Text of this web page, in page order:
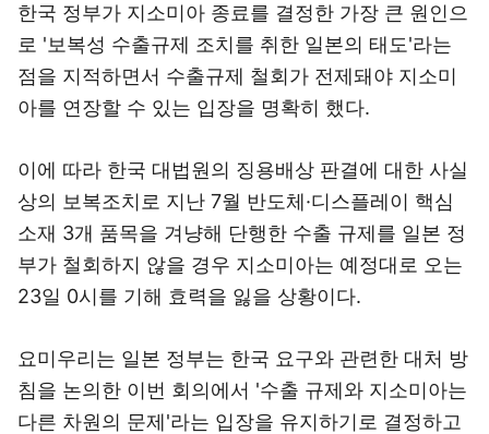
한국 정부가 지소미아 종료를 결정한 가장 큰 원인으
로 '보복성 수출규제 조치를 취한 일본의 태도'라는
점을 지적하면서 수출규제 철회가 전제돼야 지소미
아를 연장할 수 있는 입장을 명확히 했다.
이에 따라 한국 대법원의 징용배상 판결에 대한 사실
상의 보복조치로 지난 7월 반도체·디스플레이 핵심
소재 3개 품목을 겨냥해 단행한 수출 규제를 일본 정
부가 철회하지 않을 경우 지소미아는 예정대로 오는
23일 0시를 기해 효력을 잃을 상황이다.
요미우리는 일본 정부는 한국 요구와 관련한 대처 방
침을 논의한 이번 회의에서 '수출 규제와 지소미아는
다른 차원의 문제'라는 입장을 유지하기로 결정하고